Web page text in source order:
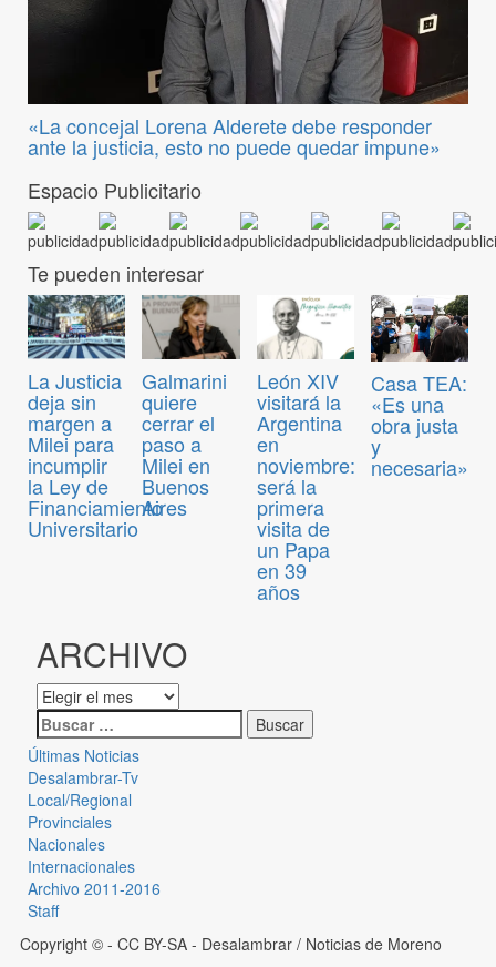
«La concejal Lorena Alderete debe responder
ante la justicia, esto no puede quedar impune»
Espacio Publicitario
Te pueden interesar
La Justicia
deja sin
margen a
Milei para
incumplir
la Ley de
Financiamiento
Universitario
Galmarini
quiere
cerrar el
paso a
Milei en
Buenos
Aires
León XIV
visitará la
Argentina
en
noviembre:
será la
primera
visita de
un Papa
en 39
años
Casa TEA:
«Es una
obra justa
y
necesaria»
ARCHIVO
Últimas Noticias
Desalambrar-Tv
Local/Regional
Provinciales
Nacionales
Internacionales
Archivo 2011-2016
Staff
Copyright © - CC BY-SA - Desalambrar / Noticias de Moreno